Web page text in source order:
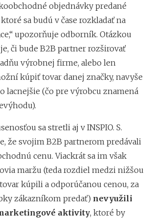
objednávky predané
sa budú v čase rozkladať na
upozorňuje odborník. Otázkou
či bude B2B partner rozširovať
výrobnej firme, alebo len
kúpiť tovar danej značky, navyše
lacnejšie (čo pre výrobcu znamená
sa stretli aj v INSPIO. S.
že svojim B2B partnerom predávali
cenu. Viackrát sa im však
maržu (teda rozdiel medzi nižšou
kúpili a odporúčanou cenou, za
zákazníkom predať) nevyužili
aktivity, ktoré by